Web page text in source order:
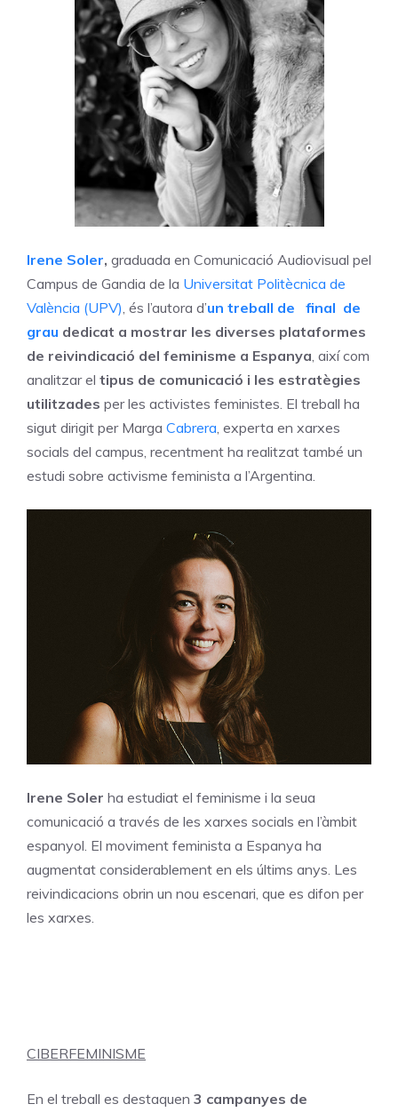
Irene Soler, graduada en Comunicació Audiovisual pel
Campus de Gandia de la Universitat Politècnica de
València (UPV), és l’autora d’un treball de final de
grau dedicat a mostrar les diverses plataformes
de reivindicació del feminisme a Espanya, així com
analitzar el tipus de comunicació i les estratègies
utilitzades per les activistes feministes. El treball ha
sigut dirigit per Marga Cabrera, experta en xarxes
socials del campus, recentment ha realitzat també un
estudi sobre activisme feminista a l’Argentina.
Irene Soler ha estudiat el feminisme i la seua
comunicació a través de les xarxes socials en l’àmbit
espanyol. El moviment feminista a Espanya ha
augmentat considerablement en els últims anys. Les
reivindicacions obrin un nou escenari, que es difon per
les xarxes.
CIBERFEMINISME
En el treball es destaquen 3 campanyes de